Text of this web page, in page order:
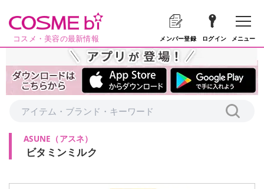
コスメ・美容の最新情報 メンバー登録 ログイン メニュー
ASUNE （アスネ）
ビタミンミルク